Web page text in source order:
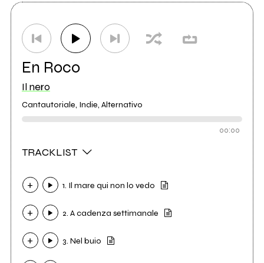
En Roco
Il nero
Cantautoriale, Indie, Alternativo
00:00
TRACKLIST
1. Il mare qui non lo vedo
2. A cadenza settimanale
3. Nel buio